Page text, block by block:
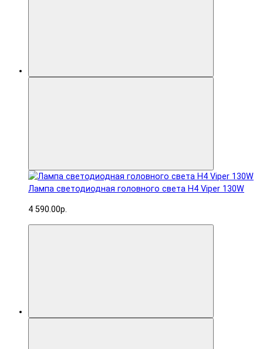
Лампа светодиодная головного света H4 Viper 130W
4 590.00р.